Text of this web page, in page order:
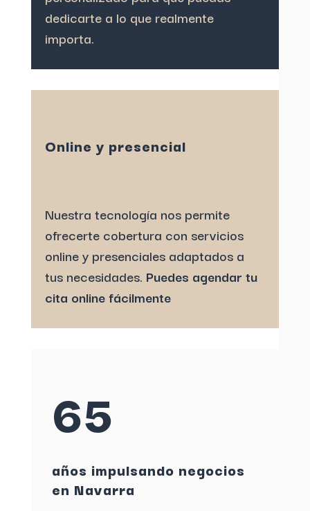
dedicarte a lo que realmente
importa.
Online y presencial
Nuestra tecnología nos permite
ofrecerte cobertura con servicios
online y presenciales adaptados a
tus necesidades. Puedes agendar tu
cita online fácilmente
65
años impulsando negocios
en Navarra